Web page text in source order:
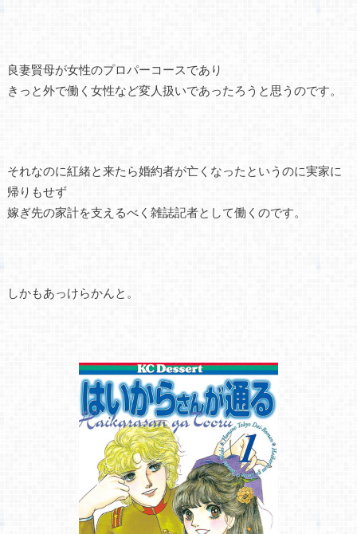
良妻賢母が女性のプロパーコースであり
きっと外で働く女性など変人扱いであったろうと思うのです。
それなのに紅緒と来たら婚約者が亡くなったというのに実家に
帰りもせず
嫁ぎ先の家計を支えるべく雑誌記者として働くのです。
しかもあっけらかんと。